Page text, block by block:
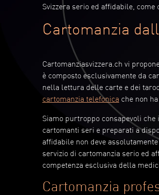
Svizzera serio ed affidabile,
Cartomanzia
Cartomanziasvizzera.ch vi
è composto esclusivamente da
nella lettura delle carte e dei
cartomanzia telefonica che non
Siamo purtroppo consapevoli
cartomanti seri e preparati a
affidabile non deve
servizio di cartomanzia serio ed
competenza esclusiva della
Cartomanzia